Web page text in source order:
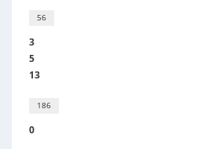
56
3
5
13
186
0